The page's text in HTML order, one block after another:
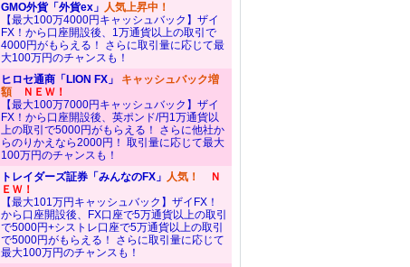
GMO外貨「外貨ex」 人気上昇中！
【最大100万4000円キャッシュバック】ザイ
FX！から口座開設後、1万通貨以上の取引で
4000円がもらえる！ さらに取引量に応じて最
大100万円のチャンスも！
ヒロセ通商「LION FX」 キャッシュバック増
額ＮＥＷ！
【最大100万7000円キャッシュバック】ザイ
FX！から口座開設後、英ポンド/円1万通貨以
上の取引で5000円がもらえる！ さらに他社か
らのりかえなら2000円！ 取引量に応じて最大
100万円のチャンスも！
トレイダーズ証券「みんなのFX」 人気！
Ｎ
ＥＷ！
【最大101万円キャッシュバック】ザイFX！
から口座開設後、FX口座で5万通貨以上の取引
で5000円+シストレ口座で5万通貨以上の取引
で5000円がもらえる！ さらに取引量に応じて
最大100万円のチャンスも！